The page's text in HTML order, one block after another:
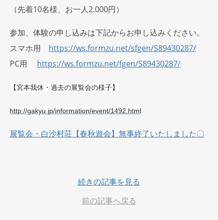
（先着10名様、お一人2.000円）
参加、体験の申し込みは下記からお申し込みください。
スマホ用 https://ws.formzu.net/sfgen/S89430287/
PC用 https://ws.formzu.net/fgen/S89430287/
【宮本我休・過去の展覧会の様子】
http://gakyu.jp/information/event/1492.html
展覧会・白沙村荘【春秋遊会】無事終了いたしました〇
続きの記事を見る
前の記事へ戻る